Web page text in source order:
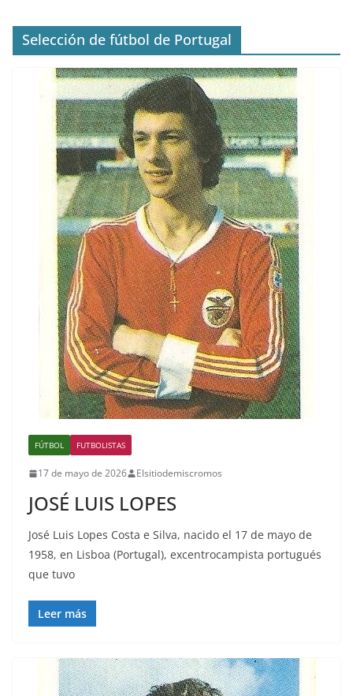
Selección de fútbol de Portugal
FÚTBOL FUTBOLISTAS
17 de mayo de 2026 Elsitiodemiscromos
JOSÉ LUIS LOPES
José Luis Lopes Costa e Silva, nacido el 17 de mayo de
1958, en Lisboa (Portugal), excentrocampista portugués
que tuvo
Leer más